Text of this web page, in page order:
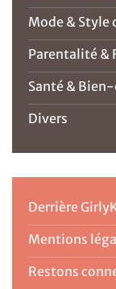
Mode & Style
Parentalité &
Santé &
Divers
Derrière
Mentions
Restons